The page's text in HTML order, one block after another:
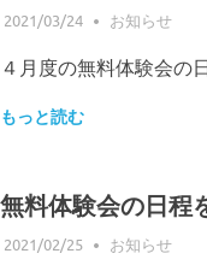
2021/03/24 ステムアップ
お知らせ
４月度の無料体験会
もっと読む
無料体験会の日程
2021/02/25 ステムアップ
お知らせ